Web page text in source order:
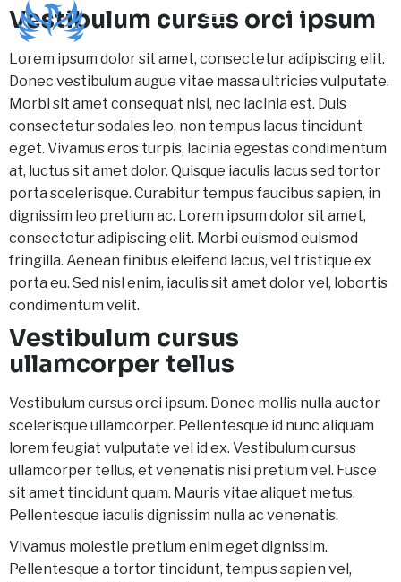
Vestibulum cursus orci ipsum
Lorem ipsum dolor sit amet, consectetur adipiscing elit.
Donec vestibulum augue vitae massa ultricies vulputate.
Morbi sit amet consequat nisi, nec lacinia est. Duis
consectetur sodales leo, non tempus lacus tincidunt
eget. Vivamus eros turpis, lacinia egestas condimentum
at, luctus sit amet dolor. Quisque iaculis lacus sed tortor
porta scelerisque. Curabitur tempus faucibus sapien, in
dignissim leo pretium ac. Lorem ipsum dolor sit amet,
consectetur adipiscing elit. Morbi euismod euismod
fringilla. Aenean finibus eleifend lacus, vel tristique ex
porta eu. Sed nisl enim, iaculis sit amet dolor vel, lobortis
condimentum velit.
Vestibulum cursus
ullamcorper tellus
Vestibulum cursus orci ipsum. Donec mollis nulla auctor
scelerisque ullamcorper. Pellentesque id nunc aliquam
lorem feugiat vulputate vel id ex. Vestibulum cursus
ullamcorper tellus, et venenatis nisi pretium vel. Fusce
sit amet tincidunt quam. Mauris vitae aliquet metus.
Pellentesque iaculis dignissim nulla ac venenatis.
Vivamus molestie pretium enim eget dignissim.
Pellentesque a tortor tincidunt, tempus sapien vel,